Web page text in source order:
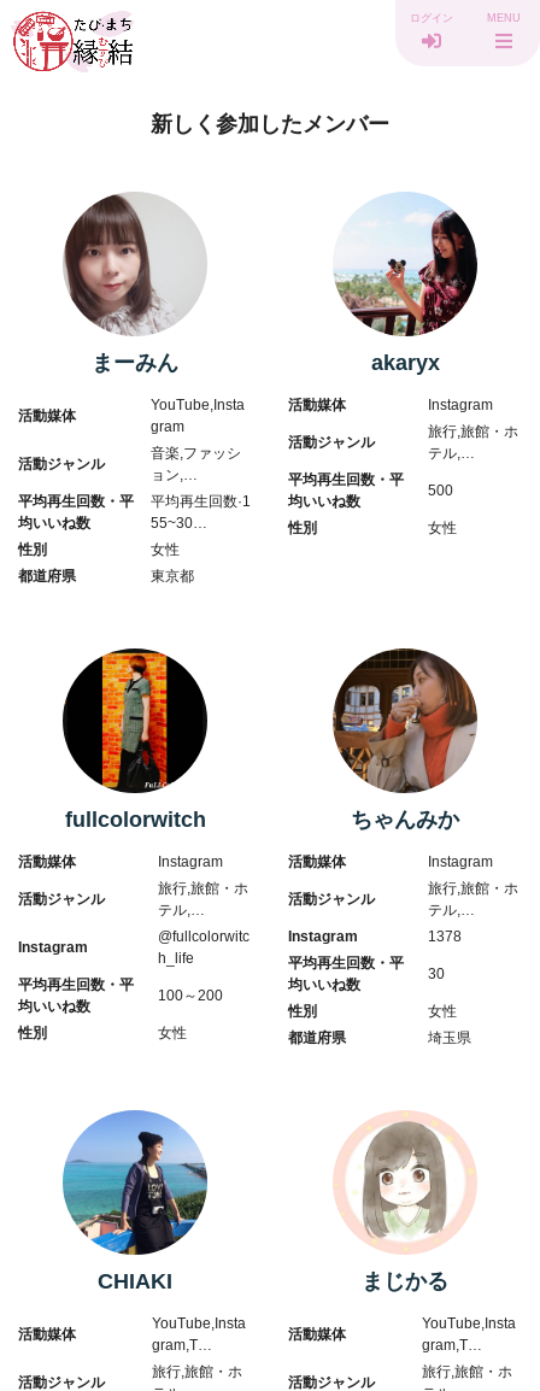
ログイン MENU
新しく参加したメンバー
まーみん
活動媒体
YouTube,Insta
gram
活動ジャンル
音楽,ファッシ
ョン,…
平均再生回数・平
均いいね数
平均再生回数·1
55~30…
性別
女性
都道府県
東京都
akaryx
活動媒体 Instagram
活動ジャンル
旅行,旅館・ホ
テル,…
平均再生回数・平
均いいね数
500
性別 女性
fullcolorwitch
活動媒体 Instagram
活動ジャンル
旅行,旅館・ホ
テル,…
Instagram
@fullcolorwitc
h_life
平均再生回数・平
均いいね数
100～200
性別 女性
ちゃんみか
活動媒体 Instagram
活動ジャンル
旅行,旅館・ホ
テル,…
Instagram
1378
平均再生回数・平
均いいね数
30
性別
女性
都道府県
埼玉県
CHIAKI
活動媒体
YouTube,Insta
gram,T…
活動ジャンル
旅行,旅館・ホ
まじかる
活動媒体
YouTube,Insta
gram,T…
活動ジャンル
旅行,旅館・ホ